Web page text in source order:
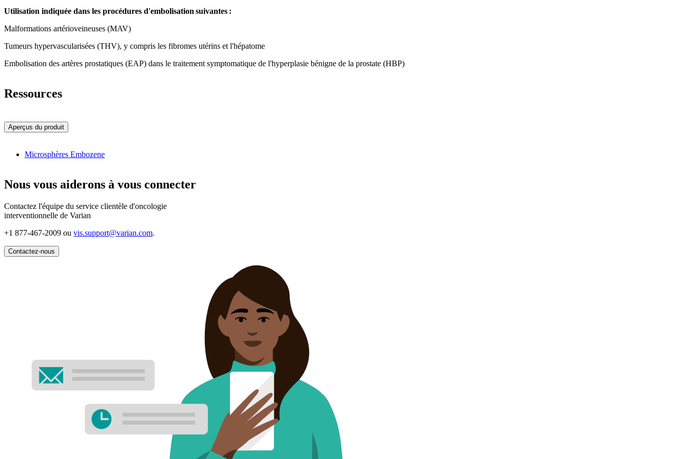
Utilisation indiquée dans les procédures d'embolisation suivantes :
Malformations artérioveineuses (MAV)
Tumeurs hypervascularisées (THV), y compris les fibromes utérins et l'hépatome
Embolisation des artères prostatiques (EAP) dans le traitement symptomatique de l'hyperplasie bénigne de la prostate (HBP)
Ressources
Aperçus du produit
Microsphères Embozene
Nous vous aiderons à vous connecter
Contactez l'équipe du service clientèle d'oncologie
interventionnelle de Varian
+1 877-467-2009 ou vis.support@varian.com.
Contactez-nous